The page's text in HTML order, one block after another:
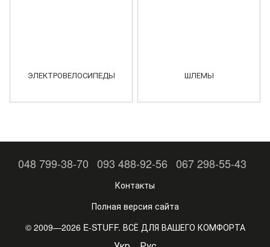
ЭЛЕКТРОВЕЛОСИПЕДЫ ШЛЕМЫ
048 799-38-70 093 488-92-56 067 298-55-43
Контакты
Полная версия сайта
© 2009—2026 E-STUFF. ВСЁ ДЛЯ ВАШЕГО КОМФОРТА